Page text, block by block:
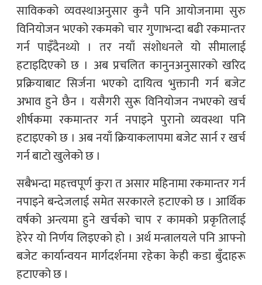
साविकको व्यवस्थाअनुसार कुनै पनि आयोजनामा सुरु
विनियोजन भएको रकमको चार गुणाभन्दा बढी रकमान्तर
गर्न पाइँदैनथ्यो । तर नयाँ संशोधनले यो सीमालाई
हटाइदिएको छ । अब प्रचलित कानुनअनुसारको खरिद
प्रक्रियाबाट सिर्जना भएको दायित्व भुक्तानी गर्न बजेट
अभाव हुने छैन । यसैगरी सुरू विनियोजन नभएको खर्च
शीर्षकमा रकमान्तर गर्न नपाइने पुरानो व्यवस्था पनि
हटाइएको छ । अब नयाँ क्रियाकलापमा बजेट सार्न र खर्च
गर्न बाटो खुलेको छ ।
सबैभन्दा महत्त्वपूर्ण कुरा त असार महिनामा रकमान्तर गर्न
नपाइने बन्देजलाई समेत सरकारले हटाएको छ । आर्थिक
वर्षको अन्त्यमा हुने खर्चको चाप र कामको प्रकृतिलाई
हेरेर यो निर्णय लिइएको हो । अर्थ मन्त्रालयले पनि आफ्नो
बजेट कार्यान्वयन मार्गदर्शनमा रहेका केही कडा बुँदाहरू
हटाएको छ ।